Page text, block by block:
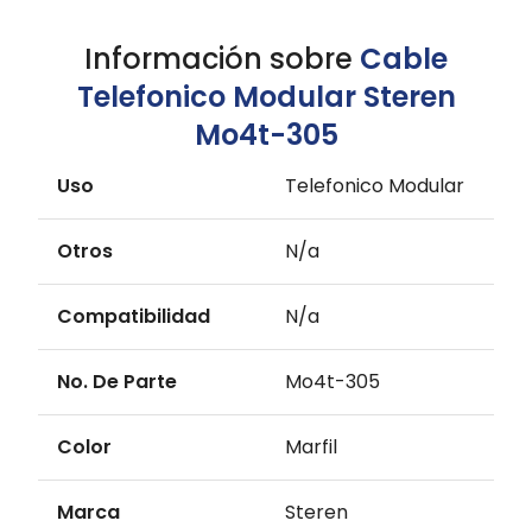
Información sobre Cable
Telefonico Modular Steren
Mo4t-305
Uso Telefonico Modular
Otros N/a
Compatibilidad N/a
No. De Parte Mo4t-305
Color Marfil
Marca Steren